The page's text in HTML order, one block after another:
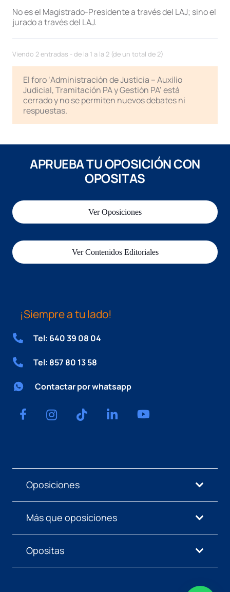
No es el Magistrado-Presidente a través del LAJ; sino el
jurado a través del LAJ.
Viendo 2 entradas - de la 1 a la 2 (de un total de 2)
El foro ‘Administración de Justicia – Auxilio
Judicial, Tramitación PA y Gestión PA’ está
cerrado y no se permiten nuevos debates ni
respuestas.
APRUEBA TU OPOSICIÓN CON
OPOSITAS
Ver Oposiciones
Ver Contenidos Editoriales
¡Siempre a tu lado!
Tel: 640 39 08 04
Tel: 857 80 13 58
Contactar por whatsapp
Oposiciones
Más que oposiciones
Opositas